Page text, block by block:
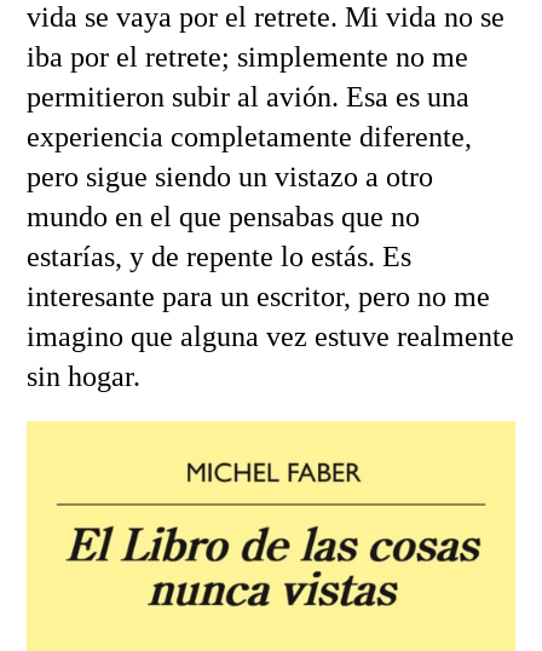
vida se vaya por el retrete. Mi vida no se
iba por el retrete; simplemente no me
permitieron subir al avión. Esa es una
experiencia completamente diferente,
pero sigue siendo un vistazo a otro
mundo en el que pensabas que no
estarías, y de repente lo estás. Es
interesante para un escritor, pero no me
imagino que alguna vez estuve realmente
sin hogar.